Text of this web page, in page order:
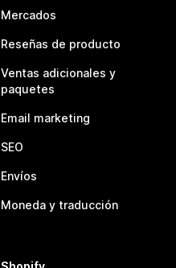
Mercados
Reseñas de producto
Ventas adicionales y
paquetes
Email marketing
SEO
Envíos
Moneda y traducción